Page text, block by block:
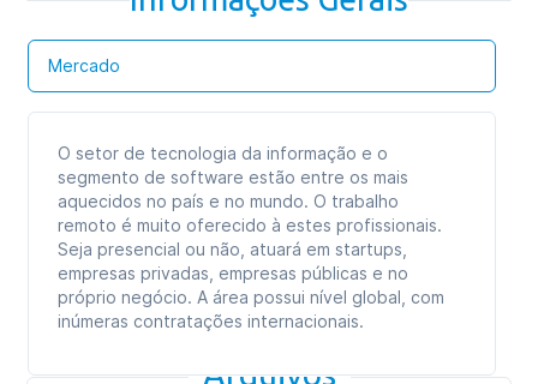
Mercado
O setor de tecnologia da informação e o
segmento de software estão entre os mais
aquecidos no país e no mundo. O trabalho
remoto é muito oferecido à estes profissionais.
Seja presencial ou não, atuará em startups,
empresas privadas, empresas públicas e no
próprio negócio. A área possui nível global, com
inúmeras contratações internacionais.
Arquivos